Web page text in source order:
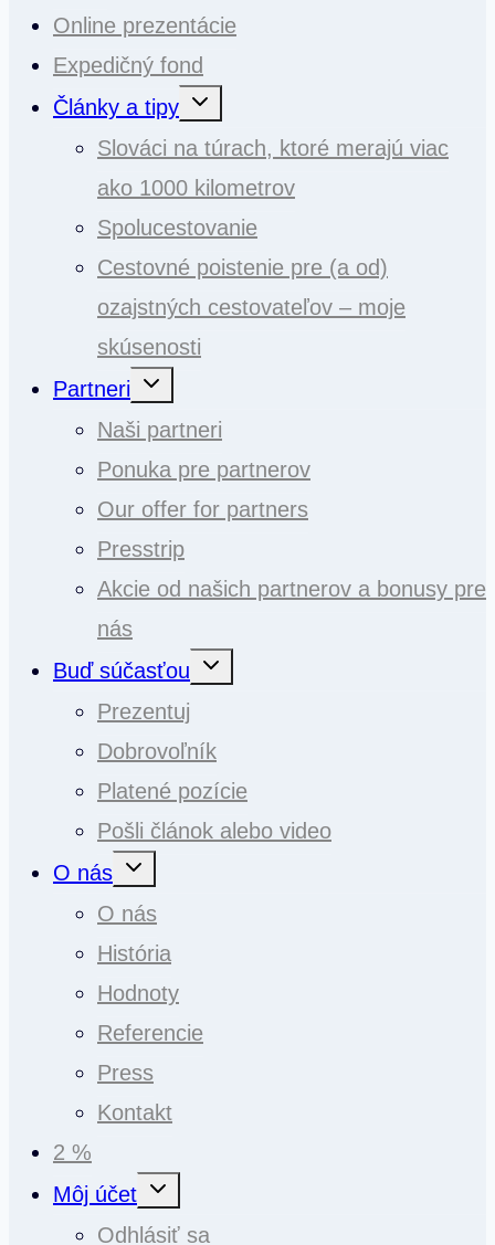
Online prezentácie
Expedičný fond
Články a tipy
Toggle
Slováci na túrach, ktoré merajú viac
ako 1000 kilometrov
Spolucestovanie
Cestovné poistenie pre (a od)
ozajstných cestovateľov – moje
skúsenosti
Partneri
Toggle
Naši partneri
Ponuka pre partnerov
Our offer for partners
Presstrip
Akcie od našich partnerov a bonusy pre
nás
Buď súčasťou
Toggle
Prezentuj
Dobrovoľník
Platené pozície
Pošli článok alebo video
O nás
Toggle
O nás
História
Hodnoty
Referencie
Press
Kontakt
2 %
Môj účet
Toggle
Odhlásiť sa